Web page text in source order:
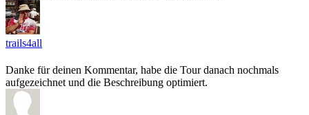
trails4all
Danke für deinen Kommentar, habe die Tour danach nochmals
aufgezeichnet und die Beschreibung optimiert.